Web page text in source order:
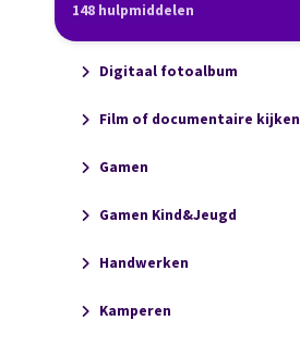
148 hulpmiddelen
Digitaal fotoalbum
Film of documentaire kijken
Gamen
Gamen Kind&Jeugd
Handwerken
Kamperen